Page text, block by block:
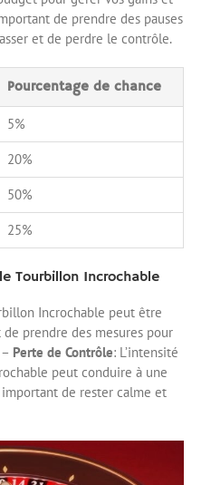
de prendre des pauses
et de perdre le contrôle.
Pourcentage de chance
5%
20%
50%
25%
Tourbillon Incrochable
Incrochable peut être
prendre des mesures pour
Perte de Contrôle: L’intensité
peut conduire à une
de rester calme et